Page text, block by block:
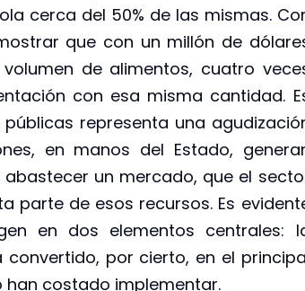
cerca del 50% de las mismas.
que con un millón de
de alimentos, cuatro
con esa misma cantidad.
representa una
en manos del Estado,
un mercado, que el
parte de esos recursos. Es
en dos elementos centrales:
por cierto, en el
costado implementar.